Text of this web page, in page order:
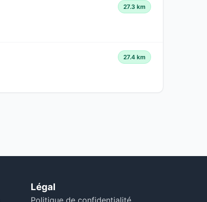
27.3 km
27.4 km
Légal
Politique de confidentialité